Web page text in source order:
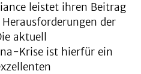
leistet ihren Beitrag
der
aktuell
Krise ist hierfür ein